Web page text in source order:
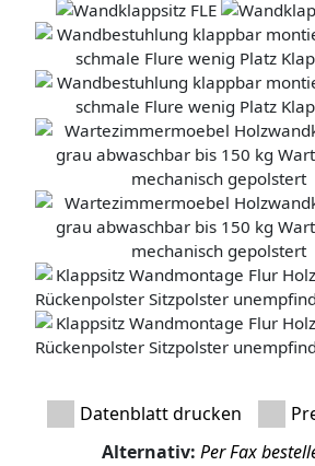
Datenblatt drucken
Alternativ: Per Fax